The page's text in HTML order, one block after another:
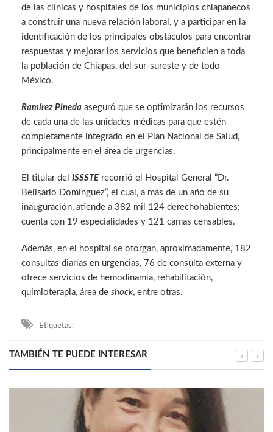
de las clínicas y hospitales de los municipios chiapanecos
a construir una nueva relación laboral, y a participar en la
identificación de los principales obstáculos para encontrar
respuestas y mejorar los servicios que beneficien a toda
la población de Chiapas, del sur-sureste y de todo
México.
Ramírez Pineda aseguró que se optimizarán los recursos
de cada una de las unidades médicas para que estén
completamente integrado en el Plan Nacional de Salud,
principalmente en el área de urgencias.
El titular del ISSSTE recorrió el Hospital General “Dr.
Belisario Domínguez”, el cual, a más de un año de su
inauguración, atiende a 382 mil 124 derechohabientes;
cuenta con 19 especialidades y 121 camas censables.
Además, en el hospital se otorgan, aproximadamente, 182
consultas diarias en urgencias, 76 de consulta externa y
ofrece servicios de hemodinamia, rehabilitación,
quimioterapia, área de shock, entre otras.
Etiquetas:
TAMBIÉN TE PUEDE INTERESAR